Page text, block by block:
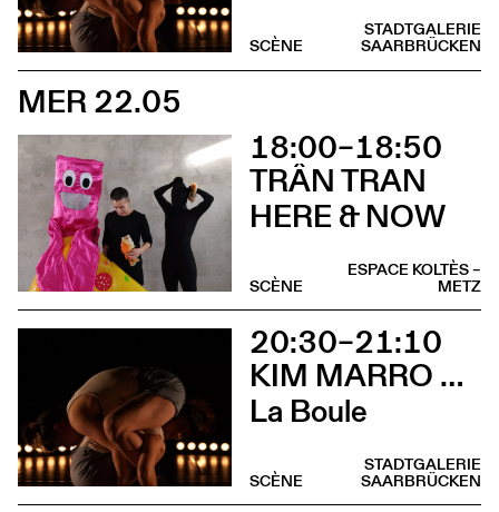
STADTGALERIE
SAARBRÜCKEN
SCÈNE
MER 22.05
18:00–18:50
TRÂN TRAN
HERE & NOW
ESPACE KOLTÈS –
METZ
SCÈNE
20:30–21:10
KIM MARRO & LIAM LELARGE
La Boule
STADTGALERIE
SAARBRÜCKEN
SCÈNE